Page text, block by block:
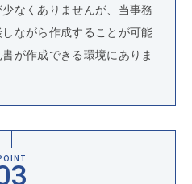
なくありませんが、当事務
ながら作成することが可能
が作成できる環境にありま